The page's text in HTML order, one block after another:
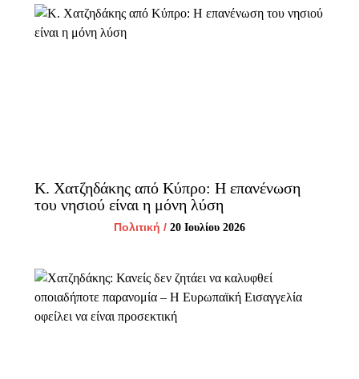
Κ. Χατζηδάκης από Κύπρο: Η επανένωση
του νησιού είναι η μόνη λύση
Πολιτική / 20 Ιουλίου 2026